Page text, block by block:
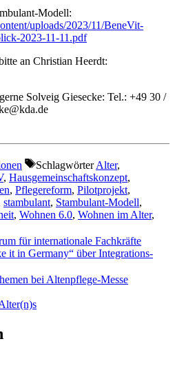
Modell:
uploads/2023/11/BeneVit-
2023-11-11.pdf
an Christian Heerdt:
Solveig Giesecke: Tel.: +49 30 /
SchlagwörterAlter,
, Hausgemeinschaftskonzept,
, Pflegereform, Pilotprojekt,
stambulant, Stambulant-Modell,
, Wohnen 6.0, Wohnen im Alter,
für internationale Fachkräfte
it in Germany“ über Integrations-
bei Altenpflege-Messe